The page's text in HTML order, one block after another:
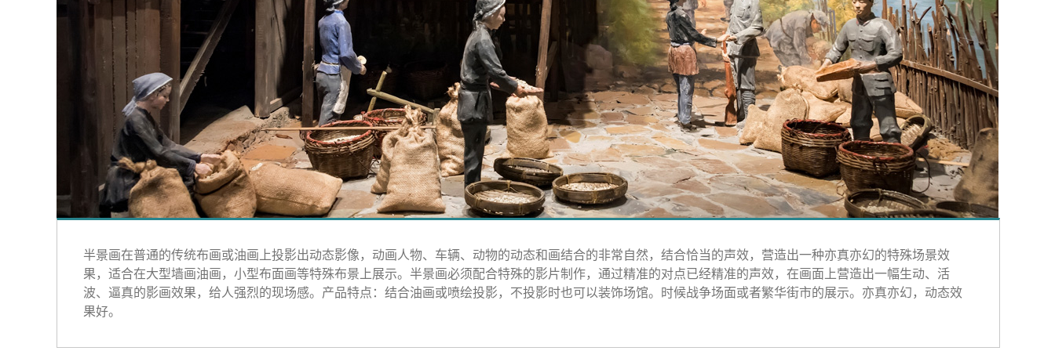
半景画在普通的传统布画或油画上投影出动态影像，动画人物、车辆、动物的动态和画结合的非常自然，结合恰当的声效，营造出一种亦真亦幻的特殊场景效
果，适合在大型墙画油画，小型布面画等特殊布景上展示。半景画必须配合特殊的影片制作，通过精准的对点已经精准的声效，在画面上营造出一幅生动、活
波、逼真的影画效果，给人强烈的现场感。产品特点：结合油画或喷绘投影，不投影时也可以装饰场馆。时候战争场面或者繁华街市的展示。亦真亦幻，动态效
果好。